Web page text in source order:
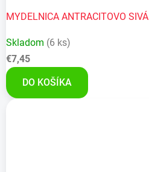
MYDELNICA ANTRACITOVO SIVÁ
Skladom (6 ks)
€7,45
DO KOŠÍKA